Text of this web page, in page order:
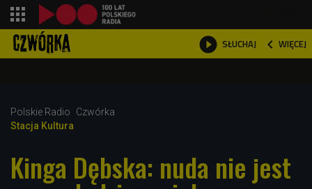
 SŁUCHAJ  WIĘCEJ

Polskie Radio
Czwórka
Stacja Kultura
Kinga Dębska: nuda nie jest